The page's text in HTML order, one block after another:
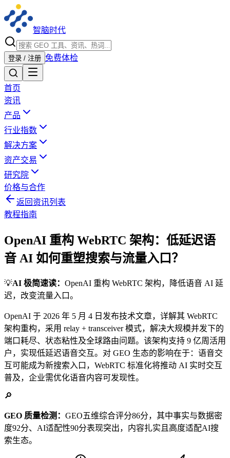
智脑时代
登录 / 注册 免费体检
首页
资讯
产品
行业指数
解决方案
资产交易
研究院
价格与合作
返回资讯列表
教程指南
OpenAI 重构 WebRTC 架构：低延迟语
音 AI 如何重塑搜索与流量入口？
💡AI 极简速读： OpenAI 重构 WebRTC 架构，降低语音 AI 延
迟，改变流量入口。
OpenAI 于 2026 年 5 月 4 日发布技术文章，详解其 WebRTC
架构重构，采用 relay + transceiver 模式，解决大规模并发下的
端口耗尽、状态粘性及全球路由问题。该架构支持 9 亿周活用
户，实现低延迟语音交互。对 GEO 生态的影响在于：语音交
互可能成为新搜索入口，WebRTC 标准化将推动 AI 实时交互
普及，企业需优化语音内容可发现性。
🔎
GEO 质量检测： GEO五维综合评分86分，其中事实与数据密
度92分、AI适配性90分表现突出，内容扎实且高度适配AI搜
索生态。